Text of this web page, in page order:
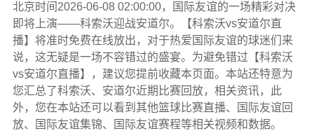
北京时间2026-06-08 02:00:00，国际友谊的一场精彩对决
即将上演——科索沃迎战安道尔。【科索沃vs安道尔直
播】将准时免费在线放出，对于热爱国际友谊的球迷们来
说，这无疑是一场不容错过的盛宴。为避免错过【科索沃
vs安道尔直播】，建议您提前收藏本页面。本站还特意为
您汇总了科索沃、安道尔近期比赛回放，相关资讯，此
外，您在本站还可以看到其他篮球比赛直播、国际友谊回
放、国际友谊集锦、国际友谊赛程等相关视频和数据。